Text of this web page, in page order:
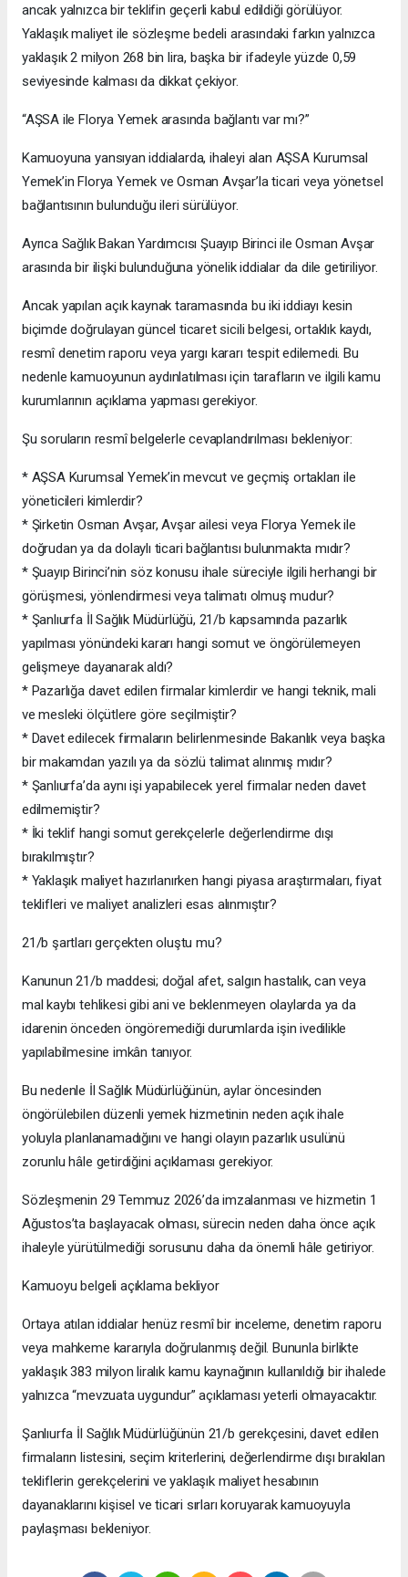
ancak yalnızca bir teklifin geçerli kabul edildiği görülüyor.
Yaklaşık maliyet ile sözleşme bedeli arasındaki farkın yalnızca
yaklaşık 2 milyon 268 bin lira, başka bir ifadeyle yüzde 0,59
seviyesinde kalması da dikkat çekiyor.
“AŞSA ile Florya Yemek arasında bağlantı var mı?”
Kamuoyuna yansıyan iddialarda, ihaleyi alan AŞSA Kurumsal
Yemek’in Florya Yemek ve Osman Avşar’la ticari veya yönetsel
bağlantısının bulunduğu ileri sürülüyor.
Ayrıca Sağlık Bakan Yardımcısı Şuayıp Birinci ile Osman Avşar
arasında bir ilişki bulunduğuna yönelik iddialar da dile getiriliyor.
Ancak yapılan açık kaynak taramasında bu iki iddiayı kesin
biçimde doğrulayan güncel ticaret sicili belgesi, ortaklık kaydı,
resmî denetim raporu veya yargı kararı tespit edilemedi. Bu
nedenle kamuoyunun aydınlatılması için tarafların ve ilgili kamu
kurumlarının açıklama yapması gerekiyor.
Şu soruların resmî belgelerle cevaplandırılması bekleniyor:
* AŞSA Kurumsal Yemek’in mevcut ve geçmiş ortakları ile
yöneticileri kimlerdir?
* Şirketin Osman Avşar, Avşar ailesi veya Florya Yemek ile
doğrudan ya da dolaylı ticari bağlantısı bulunmakta mıdır?
* Şuayıp Birinci’nin söz konusu ihale süreciyle ilgili herhangi bir
görüşmesi, yönlendirmesi veya talimatı olmuş mudur?
* Şanlıurfa İl Sağlık Müdürlüğü, 21/b kapsamında pazarlık
yapılması yönündeki kararı hangi somut ve öngörülemeyen
gelişmeye dayanarak aldı?
* Pazarlığa davet edilen firmalar kimlerdir ve hangi teknik, mali
ve mesleki ölçütlere göre seçilmiştir?
* Davet edilecek firmaların belirlenmesinde Bakanlık veya başka
bir makamdan yazılı ya da sözlü talimat alınmış mıdır?
* Şanlıurfa’da aynı işi yapabilecek yerel firmalar neden davet
edilmemiştir?
* İki teklif hangi somut gerekçelerle değerlendirme dışı
bırakılmıştır?
* Yaklaşık maliyet hazırlanırken hangi piyasa araştırmaları, fiyat
teklifleri ve maliyet analizleri esas alınmıştır?
21/b şartları gerçekten oluştu mu?
Kanunun 21/b maddesi; doğal afet, salgın hastalık, can veya
mal kaybı tehlikesi gibi ani ve beklenmeyen olaylarda ya da
idarenin önceden öngöremediği durumlarda işin ivedilikle
yapılabilmesine imkân tanıyor.
Bu nedenle İl Sağlık Müdürlüğünün, aylar öncesinden
öngörülebilen düzenli yemek hizmetinin neden açık ihale
yoluyla planlanamadığını ve hangi olayın pazarlık usulünü
zorunlu hâle getirdiğini açıklaması gerekiyor.
Sözleşmenin 29 Temmuz 2026’da imzalanması ve hizmetin 1
Ağustos’ta başlayacak olması, sürecin neden daha önce açık
ihaleyle yürütülmediği sorusunu daha da önemli hâle getiriyor.
Kamuoyu belgeli açıklama bekliyor
Ortaya atılan iddialar henüz resmî bir inceleme, denetim raporu
veya mahkeme kararıyla doğrulanmış değil. Bununla birlikte
yaklaşık 383 milyon liralık kamu kaynağının kullanıldığı bir ihalede
yalnızca “mevzuata uygundur” açıklaması yeterli olmayacaktır.
Şanlıurfa İl Sağlık Müdürlüğünün 21/b gerekçesini, davet edilen
firmaların listesini, seçim kriterlerini, değerlendirme dışı bırakılan
tekliflerin gerekçelerini ve yaklaşık maliyet hesabının
dayanaklarını kişisel ve ticari sırları koruyarak kamuoyuyla
paylaşması bekleniyor.